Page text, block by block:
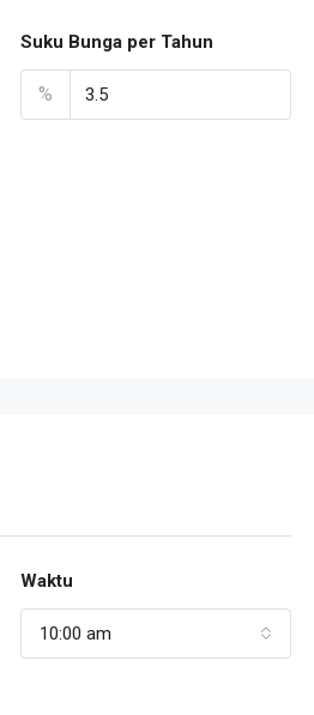
Suku Bunga per Tahun
%
Waktu
10:00 am